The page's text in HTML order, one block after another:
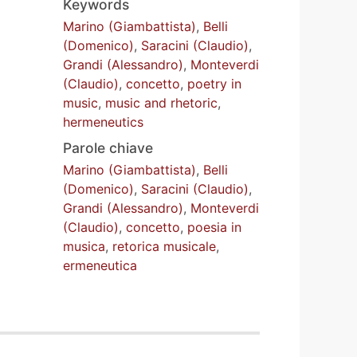
Keywords
Marino (Giambattista), Belli
(Domenico), Saracini (Claudio),
Grandi (Alessandro), Monteverdi
(Claudio),concetto, poetry in
music, music and rhetoric,
hermeneutics
Parole chiave
Marino (Giambattista), Belli
(Domenico), Saracini (Claudio),
Grandi (Alessandro), Monteverdi
(Claudio),concetto, poesia in
musica, retorica musicale,
ermeneutica